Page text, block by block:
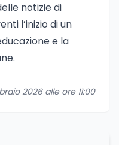
notizie di
l’inizio di un
e la
2026 alle ore 11:00